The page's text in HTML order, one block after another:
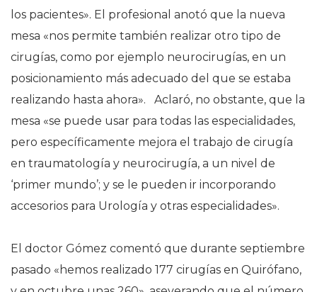
los pacientes». El profesional anotó que la nueva
mesa «nos permite también realizar otro tipo de
cirugías, como por ejemplo neurocirugías, en un
posicionamiento más adecuado del que se estaba
realizando hasta ahora». Aclaró, no obstante, que la
mesa «se puede usar para todas las especialidades,
pero específicamente mejora el trabajo de cirugía
en traumatología y neurocirugía, a un nivel de
‘primer mundo’; y se le pueden ir incorporando
accesorios para Urología y otras especialidades».
El doctor Gómez comentó que durante septiembre
pasado «hemos realizado 177 cirugías en Quirófano,